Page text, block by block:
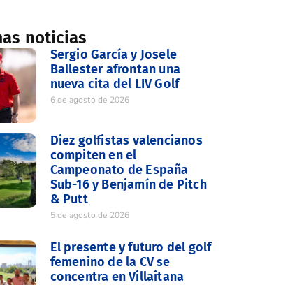
noticias
Sergio García y Josele
Ballester afrontan una
nueva cita del LIV Golf
6 de agosto de 2026
Diez golfistas valencianos
compiten en el
Campeonato de España
Sub-16 y Benjamín de Pitch
& Putt
5 de agosto de 2026
El presente y futuro del golf
femenino de la CV se
concentra en Villaitana